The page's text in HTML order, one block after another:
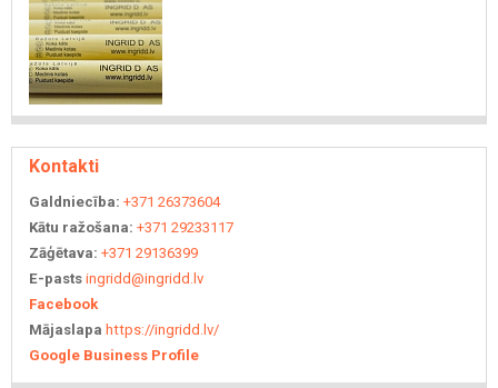
Kontakti
Galdniecība: +371 26373604
Kātu ražošana: +371 29233117
Zāģētava: +371 29136399
E-pasts ingridd@ingridd.lv
Facebook
Mājaslapa https://ingridd.lv/
Google Business Profile